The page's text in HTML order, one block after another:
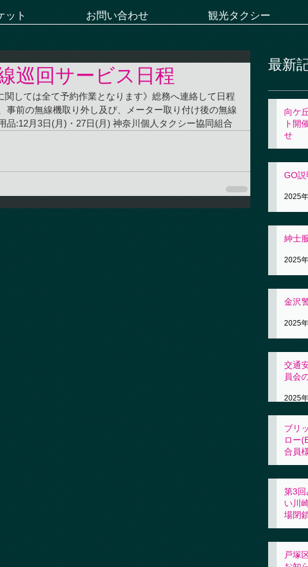
ット お問い合わせ 観光タクシー
巡回サービス日程
しては全て予約作業となります》総務へ連絡して日程
前の無線機取り外し及び、メーター取り付け後の無線
:12月3日(月)・27日(月) 神奈川個人タクシー協同組合
最新
向ケ
ト開
せ
GO説
2025
紳士
2025
金沢
2025
交通
員会
2025
ブリ
ロー
合員
第3回
い川
場閉
戸塚